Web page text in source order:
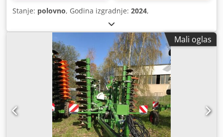
Stanje: polovno, Godina izgradnje: 2024,
Mali oglas